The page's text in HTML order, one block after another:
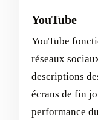
YouTube
YouTube
réseaux
descriptions
écrans de fin
performance